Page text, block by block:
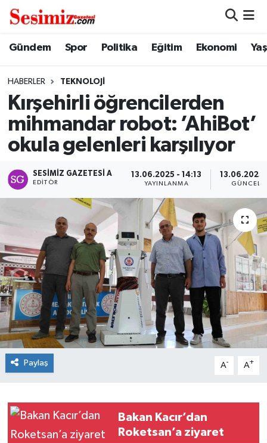
Gündem Spor Politika Eğitim Ekonomi
HABERLER TEKNOLOJI
Kırşehirli öğrencilerden
mihmandar robot: ’AhiBot’
okula gelenleri karşılıyor
SESIMIZ GAZETESI A
EDITÖR
13.06.2025 - 14:13
YAYINLANMA
13.06.2025
Paylaş A- A+
Bakan Kacır’dan
Roketsan’a ziyaret
Dünya
Ekonomi
Genel
Gündem
Magazin
Politika
Sağlık
Spor
Teknoloji
Tokat Haberleri
Nöbetçi Eczaneler
Namaz Vakitleri
Trafik Durumu
Süper Lig Puan Durumu ve Fikstür
Tüm Manşetler
Son Dakika Haberleri
Haber Arşivi